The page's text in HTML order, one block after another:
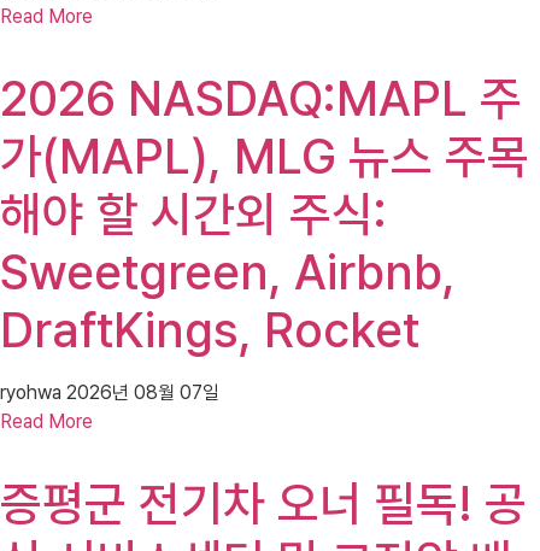
Read More
2026 NASDAQ:MAPL 주
가(MAPL), MLG 뉴스 주목
해야 할 시간외 주식:
Sweetgreen, Airbnb,
DraftKings, Rocket
ryohwa 2026년 08월 07일
Read More
증평군 전기차 오너 필독! 공